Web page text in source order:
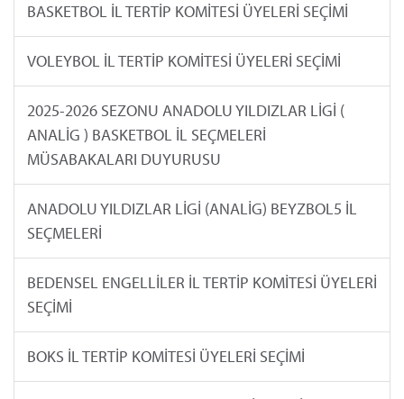
BASKETBOL İL TERTİP KOMİTESİ ÜYELERİ SEÇİMİ
VOLEYBOL İL TERTİP KOMİTESİ ÜYELERİ SEÇİMİ
2025-2026 SEZONU ANADOLU YILDIZLAR LİGİ (
ANALİG ) BASKETBOL İL SEÇMELERİ
MÜSABAKALARI DUYURUSU
ANADOLU YILDIZLAR LİGİ (ANALİG) BEYZBOL5 İL
SEÇMELERİ
BEDENSEL ENGELLİLER İL TERTİP KOMİTESİ ÜYELERİ
SEÇİMİ
BOKS İL TERTİP KOMİTESİ ÜYELERİ SEÇİMİ